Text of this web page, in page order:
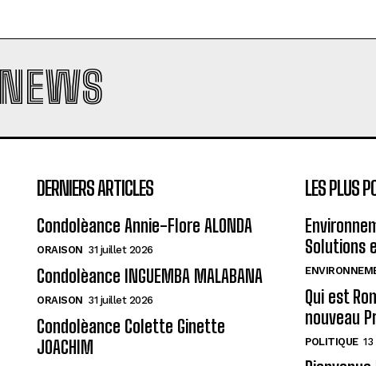
DERNIERS ARTICLES
Condolèance Annie-Flore ALONDA
ORAISON 31 juillet 2026
Condolèance INGUEMBA MALABANA
ORAISON 31 juillet 2026
Condolèance Colette Ginette
JOACHIM
LES PLUS
Solutions
Qui est
nouveau
POLITIQUE